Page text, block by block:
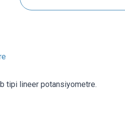
tipi lineer potansiyometre.